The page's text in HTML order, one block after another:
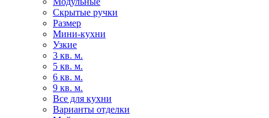
Скрытые ручки
Размер
Мини-кухни
Узкие
3 кв. м.
5 кв. м.
6 кв. м.
9 кв. м.
Все для кухни
Варианты отделки